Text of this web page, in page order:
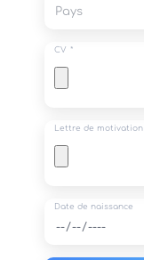
CV
Lettre de motivation
Date de naissance